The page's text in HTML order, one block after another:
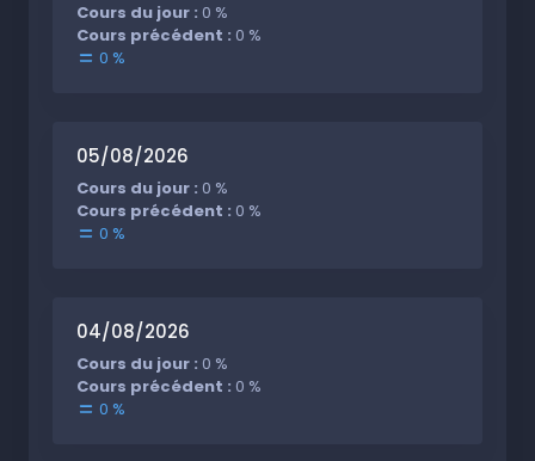
Cours du jour : 0 %
Cours précédent : 0 %
0 %
05/08/2026
Cours du jour : 0 %
Cours précédent : 0 %
0 %
04/08/2026
Cours du jour : 0 %
Cours précédent : 0 %
0 %